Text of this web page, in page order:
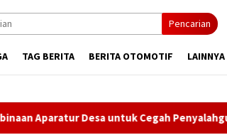
Pencarian
TAG BERITA BERITA OTOMOTIF LAINNYA
untuk Cegah Penyalahgunaan Narkoba